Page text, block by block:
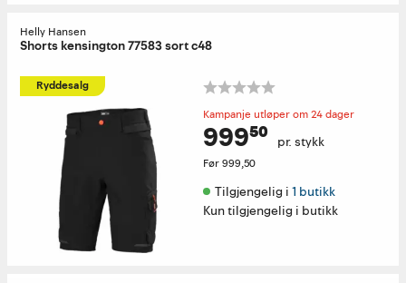
Helly Hansen
Shorts kensington 77583 sort c48
Ryddesalg
Kampanje utløper om 24 dager
999⁵⁰ pr. stykk
Før999,50
Tilgjengelig i 1 butikk
Kun tilgjengelig i butikk